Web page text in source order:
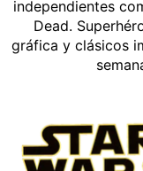
independientes
Dead.
gráfica y clásicos